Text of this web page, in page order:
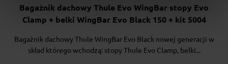
Bagażnik dachowy Thule Evo WingBar stopy Evo
Clamp + belki WingBar Evo Black 150 + kit 5004
Bagażnik dachowy Thule WingBar Evo Black nowej generacji w
skład którego wchodzą: stopy Thule Evo Clamp, belki...